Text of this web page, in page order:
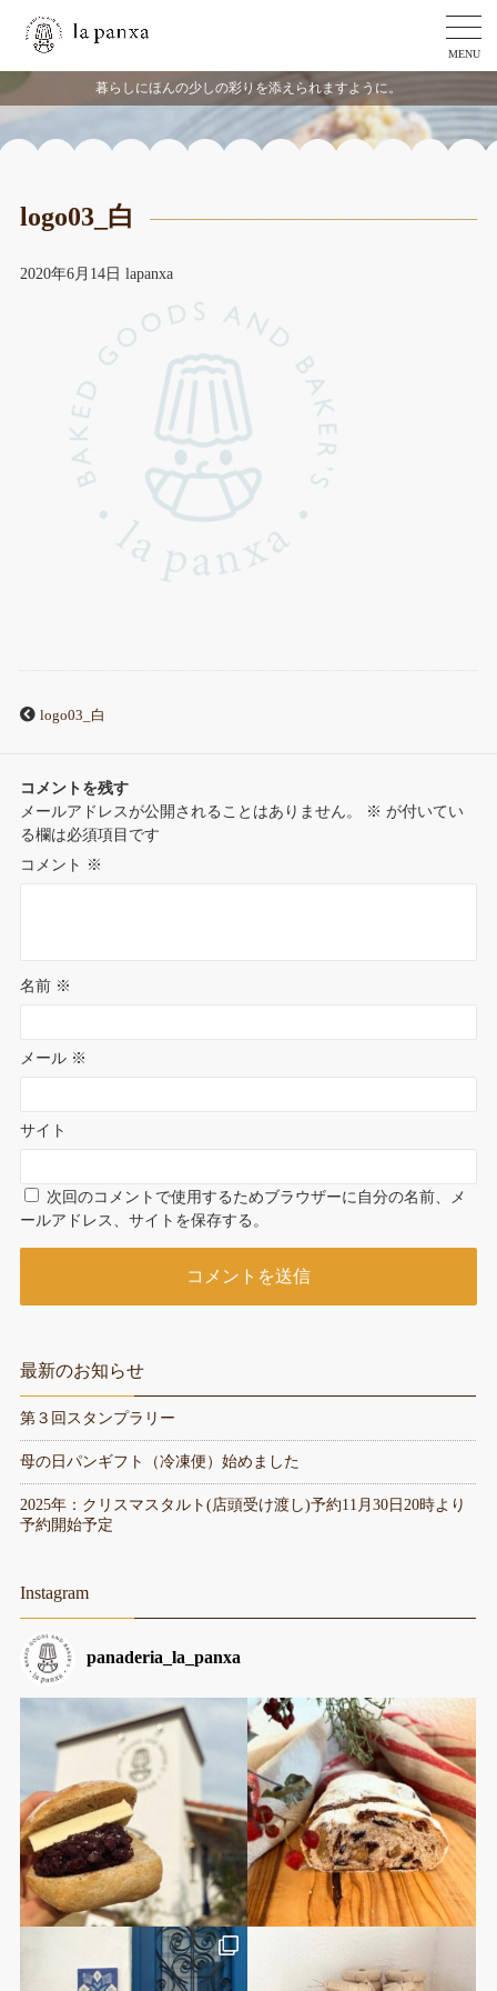
MENU
暮らしにほんの少しの彩りを添えられますように。
logo03_白
2020年6月14日 lapanxa
logo03_白
コメントを残す
メールアドレスが公開されることはありません。
※ が付いてい
る欄は必須項目です
コメント ※
名前 ※
メール ※
サイト
次回のコメントで使用するためブラウザーに自分の名前、メ
ールアドレス、サイトを保存する。
最新のお知らせ
第３回スタンプラリー
母の日パンギフト（冷凍便）始めました
2025年：クリスマスタルト(店頭受け渡し)予約11月30日20時より
予約開始予定
Instagram
panaderia_la_panxa